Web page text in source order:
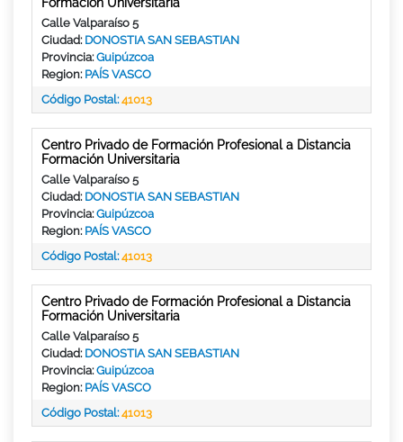
Calle Valparaíso 5
Ciudad: DONOSTIA SAN SEBASTIAN
Provincia:Guipúzcoa
Region: PAÍS VASCO
Código Postal:41013
Centro Privado de Formación Profesional a Distancia
Formación Universitaria
Calle Valparaíso 5
Ciudad: DONOSTIA SAN SEBASTIAN
Provincia:Guipúzcoa
Region: PAÍS VASCO
Código Postal:41013
Centro Privado de Formación Profesional a Distancia
Formación Universitaria
Calle Valparaíso 5
Ciudad: DONOSTIA SAN SEBASTIAN
Provincia:Guipúzcoa
Region: PAÍS VASCO
Código Postal:41013